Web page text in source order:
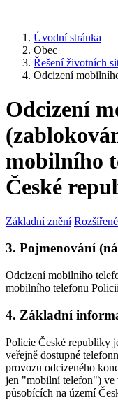
Úvodní stránka
Obec
Řešení životních
Odcizení
Odcizení
mobilního
České
Základní znění
3. Pojmenování
Odcizení mobilního
mobilního telefonu
4. Základní
Policie České republiky
veřejně dostupné
provozu odcizeného
jen "mobilní telefon") ve
působících na území